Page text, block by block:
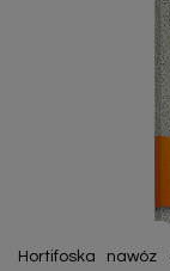
Hortifoska